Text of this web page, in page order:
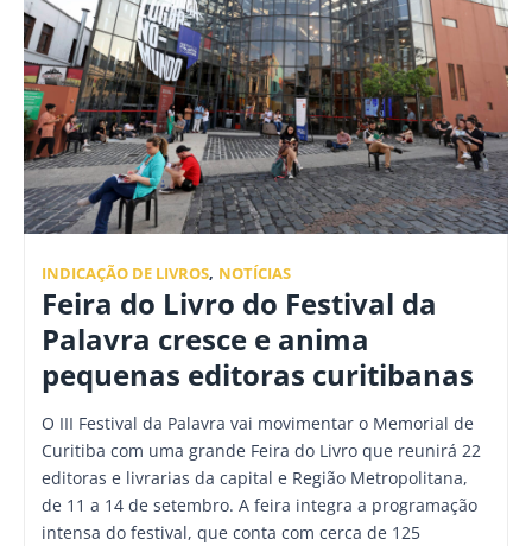
INDICAÇÃO DE LIVROS, NOTÍCIAS
Feira do Livro do Festival da
Palavra cresce e anima
pequenas editoras curitibanas
O III Festival da Palavra vai movimentar o Memorial de
Curitiba com uma grande Feira do Livro que reunirá 22
editoras e livrarias da capital e Região Metropolitana,
de 11 a 14 de setembro. A feira integra a programação
intensa do festival, que conta com cerca de 125